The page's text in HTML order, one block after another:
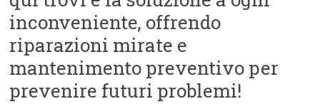
inconveniente, offrendo
riparazioni mirate e
mantenimento preventivo per
prevenire futuri problemi!